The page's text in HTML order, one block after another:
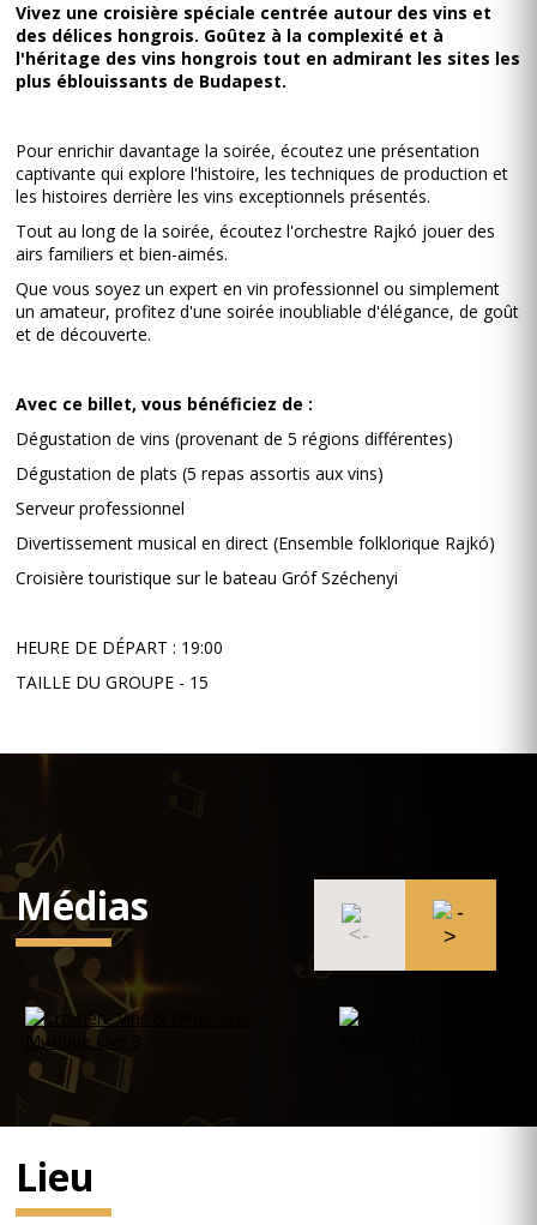
Vivez une croisière spéciale centrée autour des vins et
des délices hongrois. Goûtez à la complexité et à
l'héritage des vins hongrois tout en admirant les sites les
plus éblouissants de Budapest.
Pour enrichir davantage la soirée, écoutez une présentation
captivante qui explore l'histoire, les techniques de production et
les histoires derrière les vins exceptionnels présentés.
Tout au long de la soirée, écoutez l'orchestre Rajkó jouer des
airs familiers et bien-aimés.
Que vous soyez un expert en vin professionnel ou simplement
un amateur, profitez d'une soirée inoubliable d'élégance, de goût
et de découverte.
Avec ce billet, vous bénéficiez de :
Dégustation de vins (provenant de 5 régions différentes)
Dégustation de plats (5 repas assortis aux vins)
Serveur professionnel
Divertissement musical en direct (Ensemble folklorique Rajkó)
Croisière touristique sur le bateau Gróf Széchenyi
HEURE DE DÉPART : 19:00
TAILLE DU GROUPE - 15
Médias
Lieu